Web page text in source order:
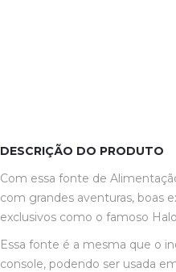
DESCRIÇÃO DO PRODUTO
Com essa fonte de
com grandes aventuras, boas
exclusivos como o famoso
Essa fonte é a mesma que o
console, podendo ser usada